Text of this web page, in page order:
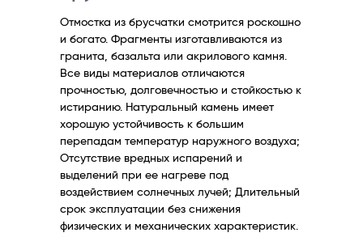
Отмостка из брусчатки смотрится роскошно
и богато. Фрагменты изготавливаются из
гранита, базальта или акрилового камня.
Все виды материалов отличаются
прочностью, долговечностью и стойкостью к
истиранию. Натуральный камень имеет
хорошую устойчивость к большим
перепадам температур наружного воздуха;
Отсутствие вредных испарений и
выделений при ее нагреве под
воздействием солнечных лучей; Длительный
срок эксплуатации без снижения
физических и механических характеристик.